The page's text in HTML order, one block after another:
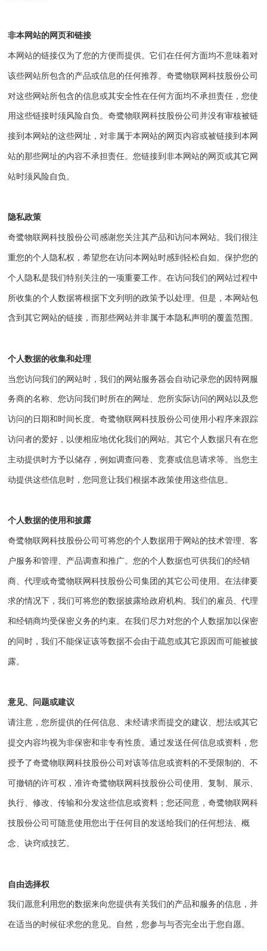
非本网站的网页和链接
本网站的链接仅为了您的方便而提供。它们在任何方面均不意味着对
该些网站所包含的产品或信息的任何推荐。奇鹭物联网科技股份公司
对这些网站所包含的信息或其安全性在任何方面均不承担责任，您使
用这些链接时须风险自负。奇鹭物联网科技股份公司并没有审核被链
接到本网站的这些网址，对非属于本网站的网页内容或被链接到本网
站的那些网址的内容不承担责任。您链接到非本网站的网页或其它网
站时须风险自负。
隐私政策
奇鹭物联网科技股份公司感谢您关注其产品和访问本网站。我们很注
重您的个人隐私权，希望您在访问本网站时感到轻松自如。保护您的
个人隐私是我们特别关注的一项重要工作。在访问我们的网站过程中
所收集的个人数据将根据下文列明的政策予以处理。但是，本网站包
含到其它网站的链接，而那些网站并非属于本隐私声明的覆盖范围。
个人数据的收集和处理
当您访问我们的网站时，我们的网站服务器会自动记录您的因特网服
务商的名称、您访问我们时所在的网址、您所实际访问的网站以及您
访问的日期和时间长度。奇鹭物联网科技股份公司使用小程序来跟踪
访问者的爱好，以便相应地优化我们的网站。其它个人数据只有在您
主动提供时方予以储存，例如调查问卷、竞赛或信息请求等。当您主
动提供这些信息时，您同意让我们根据本政策使用这些信息。
个人数据的使用和披露
奇鹭物联网科技股份公司可将您的个人数据用于网站的技术管理、客
户服务和管理、产品调查和推广。您的个人数据也可供我们的经销
商、代理或奇鹭物联网科技股份公司集团的其它公司使用。在法律要
求的情况下，我们可将您的数据披露给政府机构。我们的雇员、代理
和经销商均受保密义务的约束。在我们尽力对您的个人数据加以保密
的同时，我们不能保证该等数据不会由于疏忽或其它原因而可能被披
露。
意见、问题或建议
请注意，您所提供的任何信息、未经请求而提交的建议、想法或其它
提交内容均视为非保密和非专有性质。通过发送任何信息或资料，您
授予了奇鹭物联网科技股份公司 对该等信息或资料的不受限制的、不
可撤销的许可权，准许奇鹭物联网科技股份公司使用、复制、展示、
执行、修改、传输和分发这些信息或资料；您还同意，奇鹭物联网科
技股份公司可随意使用您出于任何目的发送给我们的任何想法、概
念、诀窍或技艺。
自由选择权
我们愿意利用您的数据来向您提供有关我们的产品和服务的信息，并
在适当的时候征求您的意见。自然，您参与与否完全出于您自愿。